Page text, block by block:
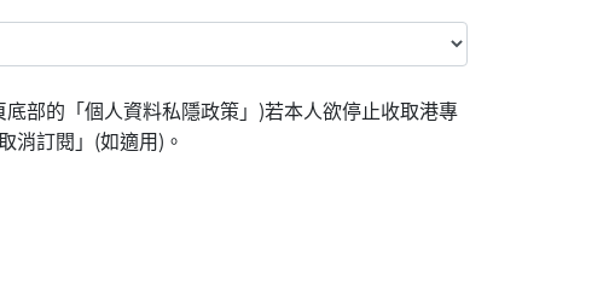
部的「個人資料私隱政策」)若本人欲停止收取港專
消訂閱」(如適用)。